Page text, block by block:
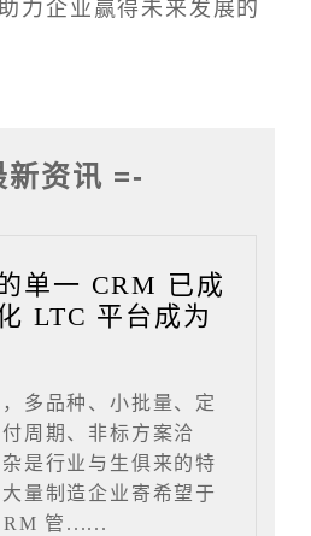
力企业赢得未来发展的
新资讯 =-
单一 CRM 已成
LTC 平台成为
多品种、小批量、定
周期、非标方案洽
是行业与生俱来的特
量制造企业寄希望于
管......